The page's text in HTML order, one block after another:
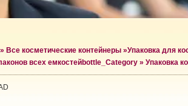
» Все косметические контейнеры »Упаковка для
всех емкостейbottle_Category » Упаковка